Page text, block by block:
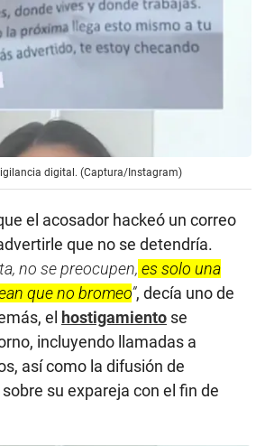
digital. (Captura/Instagram)
el acosador hackeó un correo
que no se detendría.
no se preocupen, es solo una
que no bromeo”, decía uno de
el hostigamiento se
incluyendo llamadas a
así como la difusión de
su expareja con el fin de